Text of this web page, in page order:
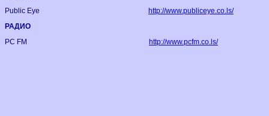
Public Eye
http://www.publiceye.co.ls/
РАДИО
PC FM
http://www.pcfm.co.ls/